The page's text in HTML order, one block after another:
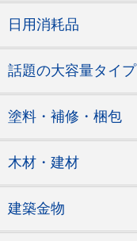
日用消耗品
話題の大容量タイプ
塗料・補修・梱包
木材・建材
建築金物